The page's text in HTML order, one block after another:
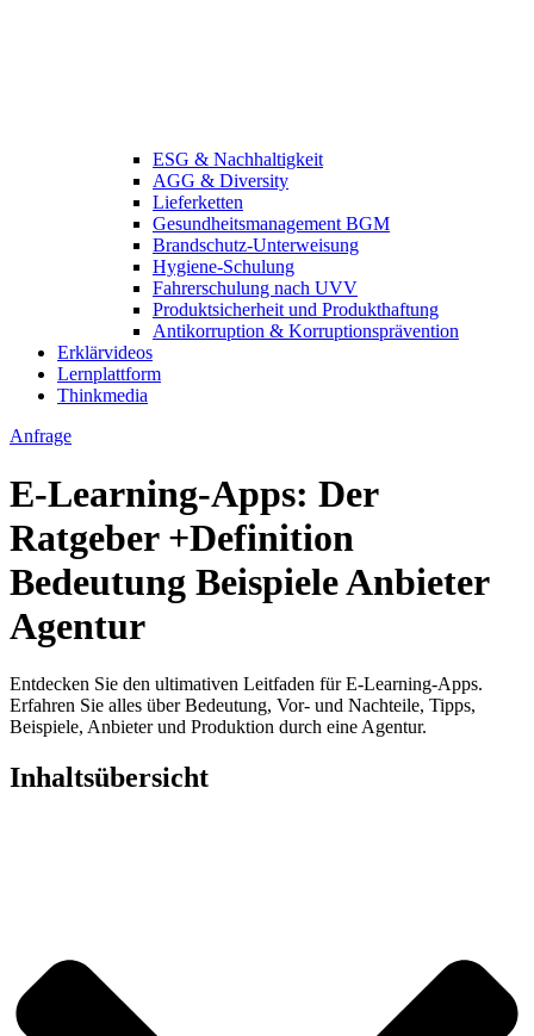
ESG & Nachhaltigkeit
AGG & Diversity
Lieferketten
Gesundheitsmanagement BGM
Brandschutz-Unterweisung
Hygiene-Schulung
Fahrerschulung nach UVV
Produktsicherheit und Produkthaftung
Antikorruption & Korruptionsprävention
Erklärvideos
Lernplattform
Thinkmedia
Anfrage
E-Learning-Apps: Der
Ratgeber +Definition
Bedeutung Beispiele Anbieter
Agentur
Entdecken Sie den ultimativen Leitfaden für E-Learning-Apps.
Erfahren Sie alles über Bedeutung, Vor- und Nachteile, Tipps,
Beispiele, Anbieter und Produktion durch eine Agentur.
Inhaltsübersicht